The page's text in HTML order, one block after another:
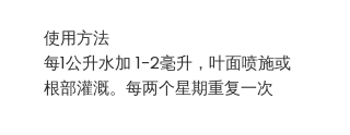
使用方法
每1公升水加 1-2毫升，叶面喷施或
根部灌溉。每两个星期重复一次